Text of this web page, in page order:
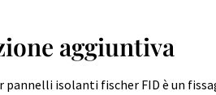
aggiuntiva
pannelli isolanti fischer FID è un